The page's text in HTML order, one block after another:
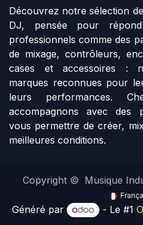
Découvrez notre sélection
DJ, pensée pour
professionnels comme des
de mixage, contrôleurs,
cases et accessoires :
marques reconnues pour
leurs performances.
accompagnons avec des
vous permettre de créer,
meilleures conditions.
Copyright © Musique
Généré par - Le #1